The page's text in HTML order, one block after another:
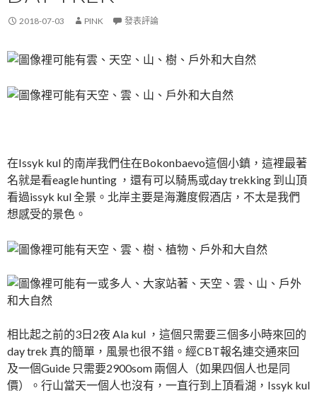
2018-07-03 PINK 發表評論
在Issyk kul 的南岸我們住在Bokonbaevo這個小鎮，這裡最著
名就是看eagle hunting ，還有可以騎馬或day trekking 到山頂
看過issyk kul 全景。北岸主要是海灘度假酒店，不太是我們
想感受的景色。
相比起之前的3日2夜 Ala kul ，這個只需要三個多小時來回的
day trek 真的簡單，風景也很不錯。經CBT報名連交通來回
及一個Guide 只需要2900som 兩個人（如果四個人也是同
價）。行山當天一個人也沒有，一直行到上頂看湖，Issyk kul